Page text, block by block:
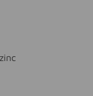
zinc